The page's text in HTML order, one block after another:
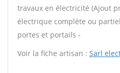
travaux en électricité (Ajout
électrique complète ou
portes et portails -
Voir la fiche artisan : Sarl